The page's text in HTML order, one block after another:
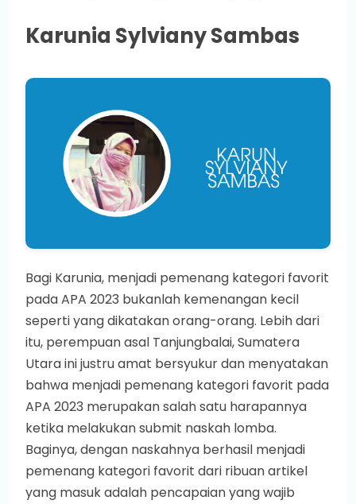
Karunia Sylviany Sambas
Bagi Karunia, menjadi pemenang kategori favorit
pada APA 2023 bukanlah kemenangan kecil
seperti yang dikatakan orang-orang. Lebih dari
itu, perempuan asal Tanjungbalai, Sumatera
Utara ini justru amat bersyukur dan menyatakan
bahwa menjadi pemenang kategori favorit pada
APA 2023 merupakan salah satu harapannya
ketika melakukan submit naskah lomba.
Baginya, dengan naskahnya berhasil menjadi
pemenang kategori favorit dari ribuan artikel
yang masuk adalah pencapaian yang wajib